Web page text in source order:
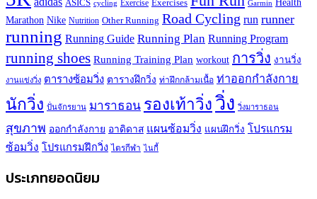
ASICS cycling Exercise Exercises Garmin
Marathon Nike Nutrition Other Running Road Cycling run runner
running Running Guide Running Plan Running Program
running shoes Running Training Plan workout การวิ่ง งานวิ่ง
งานแข่งวิ่ง ตารางซ้อมวิ่ง ตารางฝึกวิ่ง ท่าฝึกกล้ามเนื้อ ท่าออกกำลังกาย
นักวิ่ง ปั่นจักรยาน มาราธอน รองเท้าวิ่ง วิ่ง วิ่งมาราธอน
สุขภาพ ออกกำลังกาย อาดิดาส แผนซ้อมวิ่ง แผนฝึกวิ่ง โปรแกรม
ซ้อมวิ่ง โปรแกรมฝึกวิ่ง ไตรกีฬา ไนกี้
ประเภทยอดนิยม